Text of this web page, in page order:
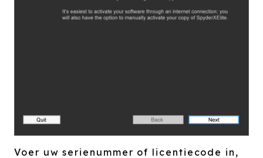
Voer uw serienummer of licentiecode in,